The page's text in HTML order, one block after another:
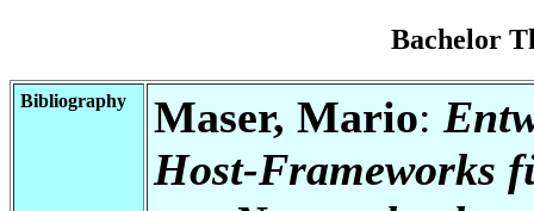
Bachelor
Bibliography Maser, Mario:
Host-Frameworks